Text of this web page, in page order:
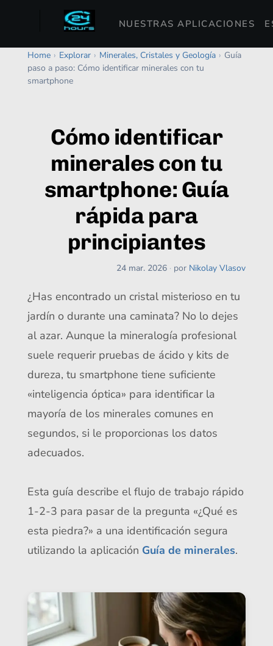
NUESTRAS APLICACIONES
Home › Explorar › Minerales, Cristales y Geología › Guía
paso a paso: Cómo identificar minerales con tu
smartphone
Cómo identificar
minerales con tu
smartphone: Guía
rápida para
principiantes
24 mar. 2026 · por Nikolay Vlasov
¿Has encontrado un cristal misterioso en tu
jardín o durante una caminata? No lo dejes
al azar. Aunque la mineralogía profesional
suele requerir pruebas de ácido y kits de
dureza, tu smartphone tiene suficiente
«inteligencia óptica» para identificar la
mayoría de los minerales comunes en
segundos, si le proporcionas los datos
adecuados.
Esta guía describe el flujo de trabajo rápido
1-2-3 para pasar de la pregunta «¿Qué es
esta piedra?» a una identificación segura
utilizando la aplicación Guía de minerales.